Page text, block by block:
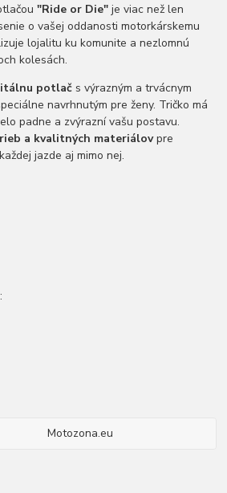
"Ride or Die" je viac než len
o vašej oddanosti motorkárskemu
lojalitu ku komunite a nezlomnú
kolesách.
potlač s výrazným a trvácnym
navrhnutým pre ženy. Tričko má
padne a zvýrazní vašu postavu.
a kvalitných materiálovpre
jazde aj mimo nej.
Motozona.eu